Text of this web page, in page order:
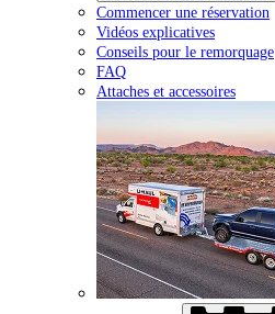
Commencer une réservation
Vidéos explicatives
Conseils pour le remorquage
FAQ
Attaches et accessoires